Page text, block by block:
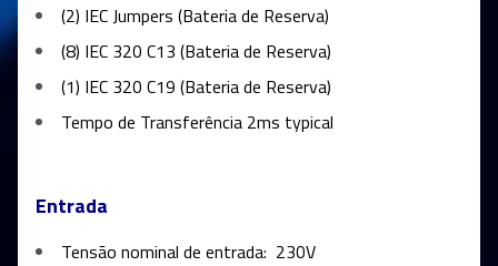
(2) IEC Jumpers (Bateria de Reserva)
(8) IEC 320 C13 (Bateria de Reserva)
(1) IEC 320 C19 (Bateria de Reserva)
Tempo de Transferência 2ms typical
Entrada
Tensão nominal de entrada: 230V